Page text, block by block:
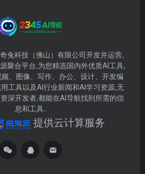
兔科技（佛山）有限公司开发并运营,
聚合平台,为您精选国内外优质AI工具,
、图像、写作、办公、设计、开发编
工具以及AI行业新闻和AI学习资源,无
深开发者,都能在AI导航找到所需的信
息和工具.
提供云计算服务